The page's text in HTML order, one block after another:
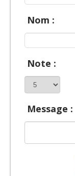
Nom :
Note :
Message :